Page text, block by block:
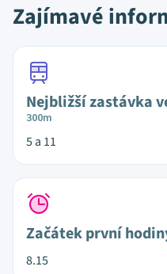
Zajímavé
Nejbližší zastávka
300m
5 a 11
Začátek první
8.15